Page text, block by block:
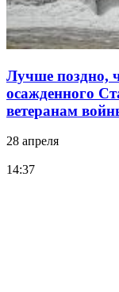
Лучше поздно,
осажденного
ветеранам
28 апреля
14:37